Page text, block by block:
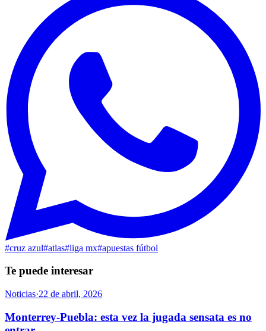
#cruz azul#atlas#liga mx#apuestas fútbol
Te puede interesar
Noticias·22 de abril, 2026
Monterrey-Puebla: esta vez la jugada sensata es no